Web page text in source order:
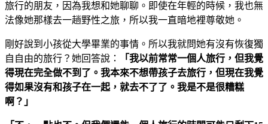
旅行的朋友，因為我想和她聊聊。即使在年輕的時候，我也無
法像她那樣去一趟野性之旅，所以我一直暗地裡尊敬她。
剛好說到小孩從大學畢業的事情。所以我就問她有沒有恢復獨
自自由的旅行？她回答說：
「我以前常常一個人旅行，但我覺
得現在完全做不到了。我本來不想帶孩子去旅行，但現在我覺
得如果沒有和孩子在一起，就去不了了。我是不是很糟糕
啊？」